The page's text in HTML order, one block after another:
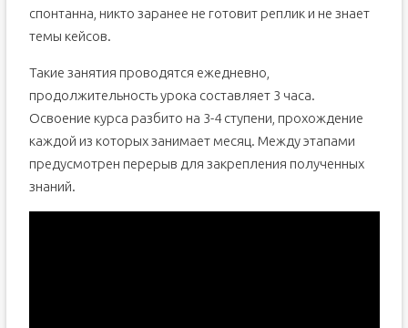
спонтанна, никто заранее не готовит реплик и не знает
темы кейсов.
Такие занятия проводятся ежедневно,
продолжительность урока составляет 3 часа.
Освоение курса разбито на 3-4 ступени, прохождение
каждой из которых занимает месяц. Между этапами
предусмотрен перерыв для закрепления полученных
знаний.